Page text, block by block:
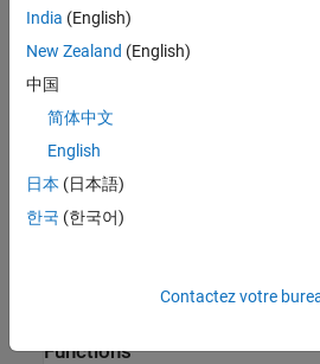
"DepartmentRepo"
Version History
Introduced in R2024a
See Also
matlab.mpm.Package|
Functions
India (English)
New Zealand (English)
中国
简体中文
English
日本 (日本語)
한국 (한국어)
Contactez votre